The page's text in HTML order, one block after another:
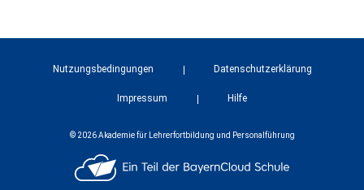
Nutzungsbedingungen Datenschutzerklärung
Impressum Hilfe
© 2026 Akademie für Lehrerfortbildung und Personalführung